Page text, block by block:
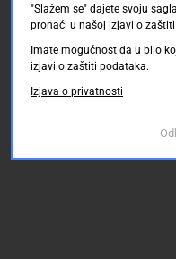
za
velike
udaljenosti
Idealan
"Slažem se" dajete svoju
pronaći u našoj izjavi o
Imate mogućnost da u bilo
izjavi o zaštiti podataka.
Izjava o privatnosti